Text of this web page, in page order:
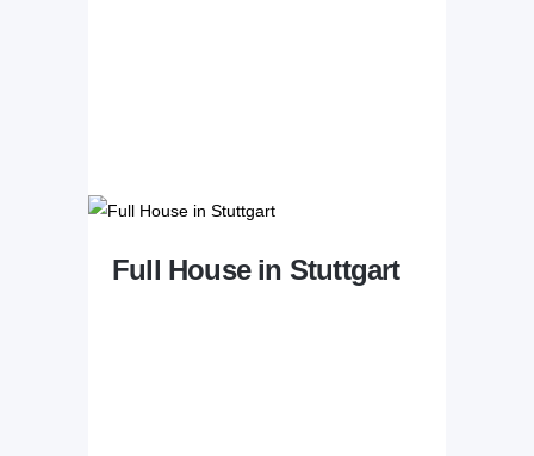
Full House in Stuttgart